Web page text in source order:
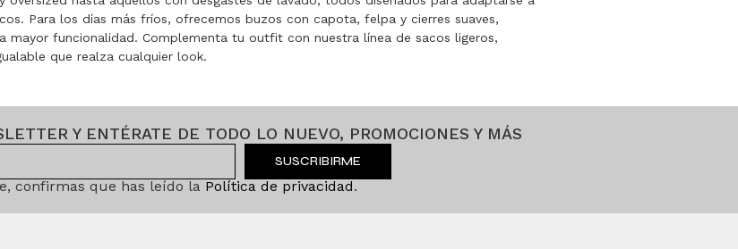
Para los días más fríos, ofrecemos buzos con capota, felpa y cierres suaves,
mayor funcionalidad. Complementa tu outfit con nuestra línea de sacos ligeros,
que realza cualquier look.
Y ENTÉRATE DE TODO LO NUEVO, PROMOCIONES Y MÁS
SUSCRIBIRME
confirmas que has leído la Política de privacidad.